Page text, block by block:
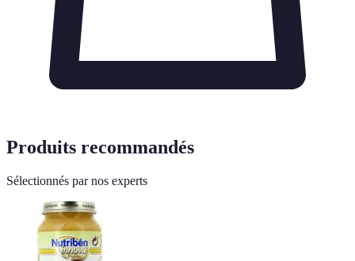
Produits recommandés
Sélectionnés par nos experts